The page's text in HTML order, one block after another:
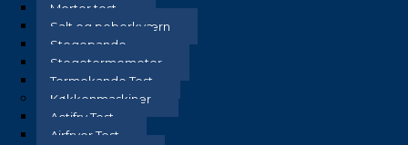
Morter test
Salt og peberkværn
Stegepande
Stegetermometer
Termokande Test
Køkkenmaskiner
Actifry Test
Airfryer Test